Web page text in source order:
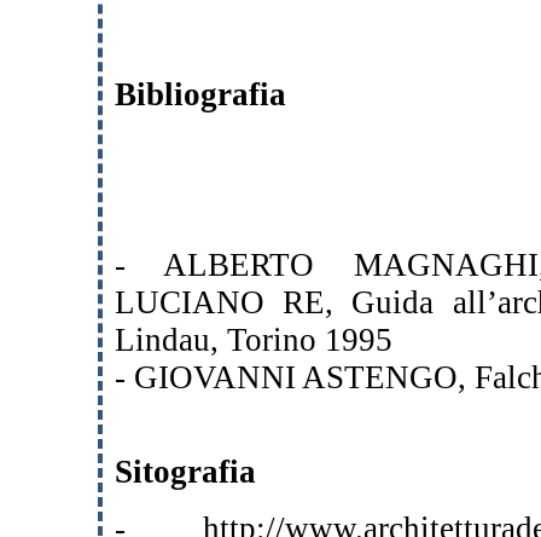
Bibliografia
- ALBERTO
LUCIANO RE, Guida
Lindau, Torino 1995
- GIOVANNI ASTENGO,
Sitografia
- http://